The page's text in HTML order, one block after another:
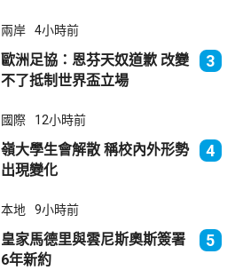
兩岸 4小時前
歐洲足協：恩芬天奴道歉 改變
不了抵制世界盃立場
3
國際 12小時前
嶺大學生會解散 稱校內外形勢
出現變化
4
本地 9小時前
皇家馬德里與雲尼斯奧斯簽署
6年新約
5